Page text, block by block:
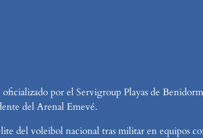
por el Servigroup Playas de
del Arenal Emevé.
del voleibol nacional tras militar en equipos